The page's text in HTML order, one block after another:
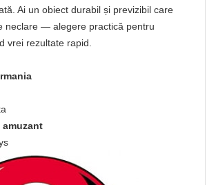
Ai un obiect durabil și previzibil care
neclare — alegere practică pentru
vrei rezultate rapid.